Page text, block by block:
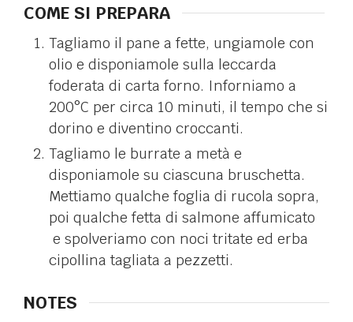
COME SI PREPARA
Tagliamo il pane a fette, ungiamole con
olio e disponiamole sulla leccarda
foderata di carta forno. Inforniamo a
200°C per circa 10 minuti, il tempo che si
dorino e diventino croccanti.
Tagliamo le burrate a metà e
disponiamole su ciascuna bruschetta.
Mettiamo qualche foglia di rucola sopra,
poi qualche fetta di salmone affumicato
e spolveriamo con noci tritate ed erba
cipollina tagliata a pezzetti.
NOTES